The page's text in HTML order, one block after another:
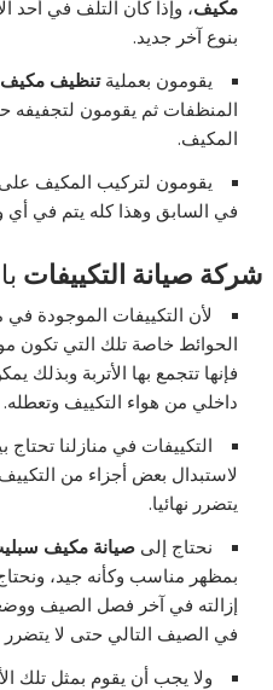
مكيف، وإذا كان التلف في أحد
بنوع آخر جديد.
يقومون بعمليةتنظيف
المنظفات ثم يقومون لتجفيفه
المكيف.
يقومون لتركيب المكيف
في السابق وهذا كله يتم في أي
شركة صيانة التكييفات
لأن التكييفات الموجودة
الحوائط خاصة تلك التي تكون
فإنها تتجمع بها الأتربة وبذلك
داخلي من هواء التكييف وتعطله.
التكييفات في منازلنا تحتاج
لاستبدال بعض أجزاء من
يتضرر نهائيا.
نحتاج إلىصيانة مكيف
بمظهر مناسب وكأنه جيد،
إزالته في آخر فصل الصيف
في الصيف التالي حتى لا
ولا يجب أن يقوم بمثل تلك